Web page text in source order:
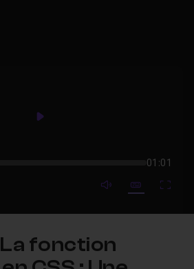
Play
01:01
mute video
Subtitles
fonction